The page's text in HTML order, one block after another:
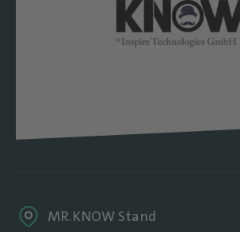
MR.KNOW Stand